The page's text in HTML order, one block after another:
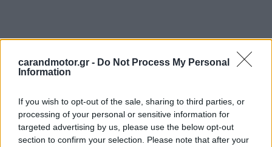
carandmotor.gr - Do Not Process My Personal
Information
If you wish to opt-out of the sale, sharing to third parties, or
processing of your personal or sensitive information for
targeted advertising by us, please use the below opt-out
section to confirm your selection. Please note that after your